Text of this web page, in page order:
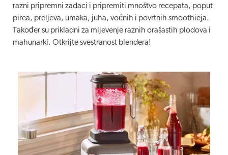
razni pripremni zadaci i pripremiti mnoštvo recepata, poput
pirea, preljeva, umaka, juha, voćnih i povrtnih smoothieja.
Također su prikladni za mljevenje raznih orašastih plodova i
mahunarki. Otkrijte svestranost blendera!